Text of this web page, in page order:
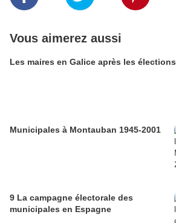
Vous aimerez aussi
Les maires en Galice après les élections
Municipales à Montauban 1945-2001
9 La campagne électorale des
municipales en Espagne